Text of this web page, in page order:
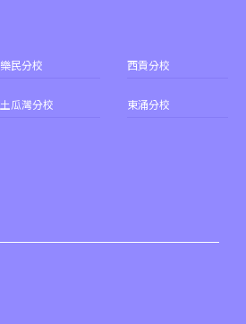
樂民分校
土瓜灣分校
西貢分校
東涌分校